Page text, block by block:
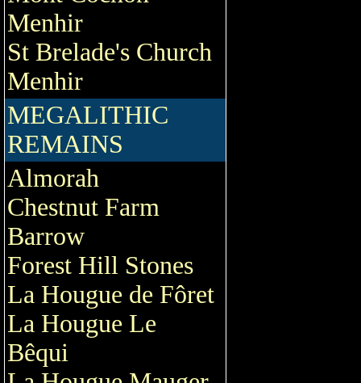
Menhir
St Brelade's Church
Menhir
MEGALITHIC
REMAINS
Almorah
Chestnut Farm
Barrow
Forest Hill Stones
La Hougue de Fôret
La Hougue Le
Bêqui